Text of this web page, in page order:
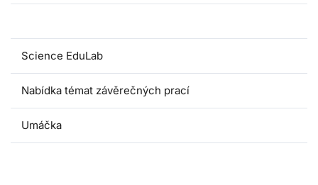
Science EduLab
Nabídka témat závěrečných prací
Umáčka